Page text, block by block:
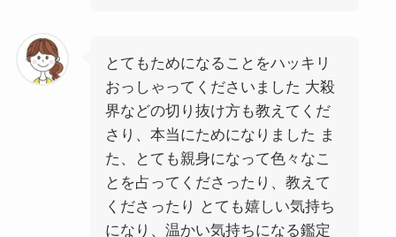
とてもためになることをハッキリ
おっしゃってくださいました 大殺
界などの切り抜け方も教えてくだ
さり、本当にためになりました ま
た、とても親身になって色々なこ
とを占ってくださったり、教えて
くださったり とても嬉しい気持ち
になり、温かい気持ちになる鑑定